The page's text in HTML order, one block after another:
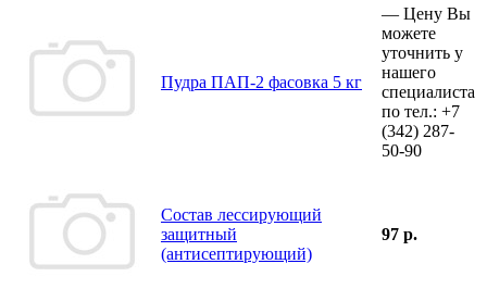
Пудра ПАП-2 фасовка 5 кг
— Цену Вы
можете
уточнить у
нашего
специалиста
по тел.: +7
(342) 287-
50-90
Состав лессирующий
защитный
(антисептирующий)
97 р.